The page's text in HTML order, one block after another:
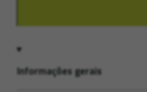
Informações gerais